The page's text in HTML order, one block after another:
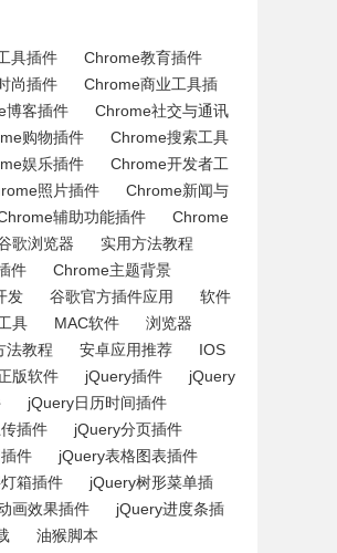
具插件
Chrome教育插件
尚插件
Chrome商业工具插
博客插件
Chrome社交与通讯
购物插件
Chrome搜索工具
娱乐插件
Chrome开发者工
照片插件
Chrome新闻与
辅助功能插件
Chrome
歌浏览器
实用方法教程
件
Chrome主题背景
发
谷歌官方插件应用
软件
具 MAC软件
浏览器
法教程
安卓应用推荐
IOS
版软件 jQuery插件
jQuery
jQuery日历时间插件
插件
jQuery分页插件
件
jQuery表格图表插件
箱插件
jQuery树形菜单插
画效果插件
jQuery进度条插
油猴脚本